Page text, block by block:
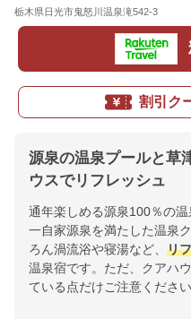
栃木県日光市鬼怒川温泉滝542-3
割引ク
源泉の温泉プールと草
ウスでリフレッシュ
通年楽しめる源泉100％の温
一自家源泉を満たした温泉
ろん渦流浴や寝湯など、 リ
温泉宿です。ただ、クアハ
ている点だけご注意ください